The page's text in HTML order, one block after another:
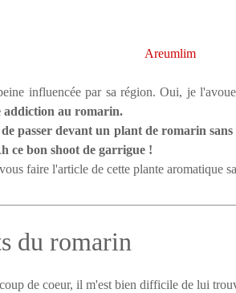
Areumlim
influencée par sa région. Oui, je l'avoue
addiction au romarin.
passer devant un plant de romarin
ce bon shoot de garrigue !
faire l'article de cette plante aromatique
du romarin
de coeur, il m'est bien difficile de lui